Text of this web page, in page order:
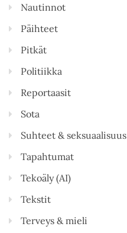
Nautinnot
Päihteet
Pitkät
Politiikka
Reportaasit
Sota
Suhteet & seksuaalisuus
Tapahtumat
Tekoäly (AI)
Tekstit
Terveys & mieli